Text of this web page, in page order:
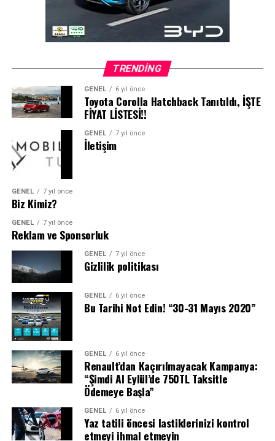
TRENDING
GENEL 6 yıl önce
Toyota Corolla Hatchback Tanıtıldı, İŞTE
FİYAT LİSTESİ!!
GENEL 7 yıl önce
İletişim
GENEL 7 yıl önce
Biz Kimiz?
GENEL 7 yıl önce
Reklam ve Sponsorluk
GENEL 7 yıl önce
Gizlilik politikası
GENEL 6 yıl önce
Bu Tarihi Not Edin! “30-31 Mayıs 2020”
GENEL 6 yıl önce
Renault’dan Kaçırılmayacak Kampanya:
“Şimdi Al Eylül’de 750TL Taksitle
Ödemeye Başla”
GENEL 6 yıl önce
Yaz tatili öncesi lastiklerinizi kontrol
etmeyi ihmal etmeyin